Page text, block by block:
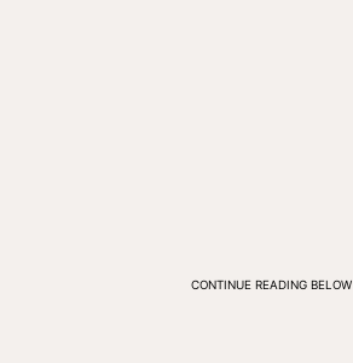
CONTINUE READING BELOW